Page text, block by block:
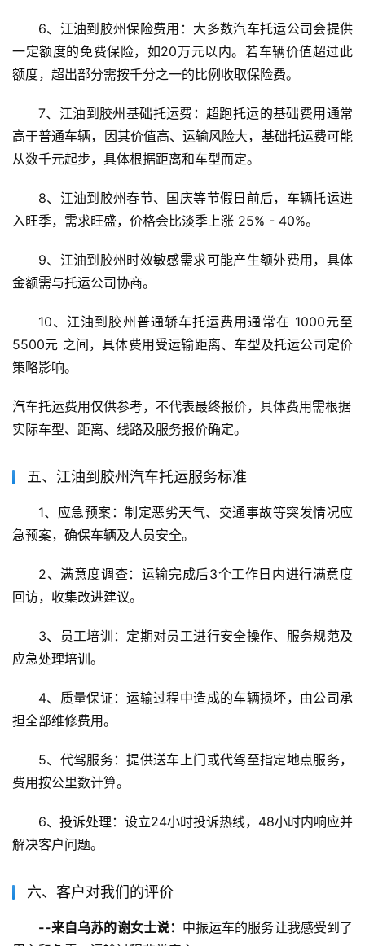
6、江油到胶州保险费用：大多数汽车托运公司会提供
一定额度的免费保险，如20万元以内。若车辆价值超过此
额度，超出部分需按千分之一的比例收取保险费。
7、江油到胶州基础托运费：超跑托运的基础费用通常
高于普通车辆，因其价值高、运输风险大，基础托运费可能
从数千元起步，具体根据距离和车型而定。
8、江油到胶州春节、国庆等节假日前后，车辆托运进
入旺季，需求旺盛，价格会比淡季上涨 25% - 40%。
9、江油到胶州时效敏感需求可能产生额外费用，具体
金额需与托运公司协商。
10、江油到胶州普通轿车托运费用通常在 1000元至
5500元 之间，具体费用受运输距离、车型及托运公司定价
策略影响。
汽车托运费用仅供参考，不代表最终报价，具体费用需根据
实际车型、距离、线路及服务报价确定。
五、江油到胶州汽车托运服务标准
1、应急预案：制定恶劣天气、交通事故等突发情况应
急预案，确保车辆及人员安全。
2、满意度调查：运输完成后3个工作日内进行满意度
回访，收集改进建议。
3、员工培训：定期对员工进行安全操作、服务规范及
应急处理培训。
4、质量保证：运输过程中造成的车辆损坏，由公司承
担全部维修费用。
5、代驾服务：提供送车上门或代驾至指定地点服务，
费用按公里数计算。
6、投诉处理：设立24小时投诉热线，48小时内响应并
解决客户问题。
六、客户对我们的评价
--来自乌苏的谢女士说： 中振运车的服务让我感受到了